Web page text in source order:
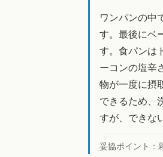
ワンパンの中
す。最後にベ
す。食パンは
ーコンの塩辛
物が一度に摂
できるため、
すが、できな
妥協ポイント：